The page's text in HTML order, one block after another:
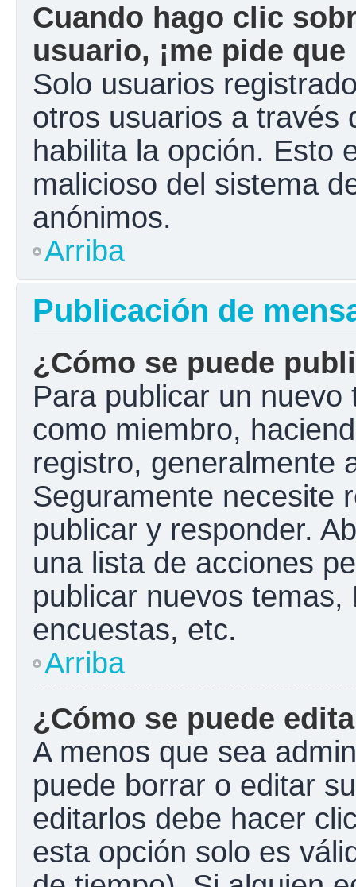
Cuando hago clic
usuario, ¡me pide
Solo usuarios
otros usuarios a través
habilita la opción. Esto
malicioso del sistema
anónimos.
Arriba
Publicación de
¿Cómo se puede
Para publicar un
como miembro,
registro, generalmente
Seguramente necesite
publicar y responder.
una lista de acciones
publicar nuevos
encuestas, etc.
Arriba
¿Cómo se puede
A menos que sea
puede borrar o editar
editarlos debe hacer
esta opción solo es